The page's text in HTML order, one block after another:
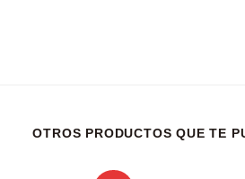
OTROS PRODUCTOS QUE TE